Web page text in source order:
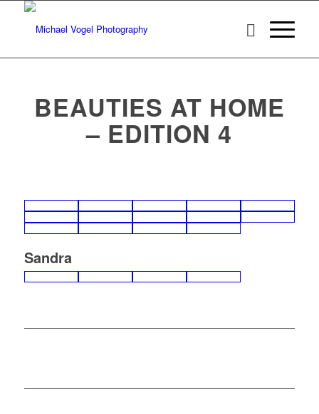
BEAUTIES AT HOME
– EDITION 4
Sandra